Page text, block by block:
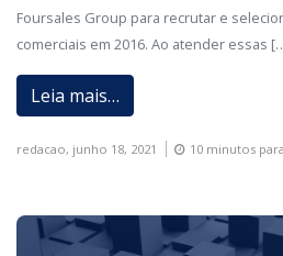
Foursales Group para recrutar e
comerciais em 2016. Ao atender essas
Leia mais…
redacao, junho 18, 2021 10 minutos